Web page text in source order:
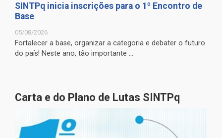
SINTPq inicia inscrições para o 1º Encontro de
Base
05/08/2026
Fortalecer a base, organizar a categoria e debater o futuro
do país! Neste ano, tão importante ...
Carta e do Plano de Lutas SINTPq